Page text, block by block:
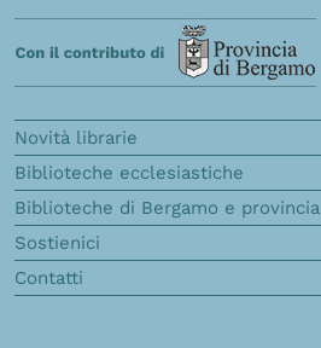
Novità librarie
Biblioteche ecclesiastiche
Biblioteche di Bergamo e provincia
Sostienici
Contatti